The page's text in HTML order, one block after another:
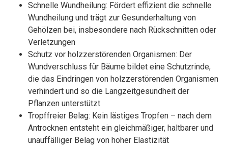
Schnelle Wundheilung: Fördert effizient die schnelle
Wundheilung und trägt zur Gesunderhaltung von
Gehölzen bei, insbesondere nach Rückschnitten oder
Verletzungen
Schutz vor holzzerstörenden Organismen: Der
Wundverschluss für Bäume bildet eine Schutzrinde,
die das Eindringen von holzzerstörenden Organismen
verhindert und so die Langzeitgesundheit der
Pflanzen unterstützt
Tropffreier Belag: Kein lästiges Tropfen – nach dem
Antrocknen entsteht ein gleichmäßiger, haltbarer und
unauffälliger Belag von hoher Elastizität